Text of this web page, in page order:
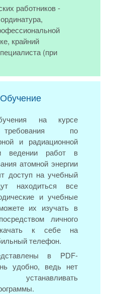
работников -
крайний
(при
Обучение
на курсе
по
и радиационной
ведении работ в
атомной энергии
доступ на учебный
находиться все
и учебные
их изучать в
личного
к себе на
телефон.
в PDF-
удобно, ведь нет
устанавливать